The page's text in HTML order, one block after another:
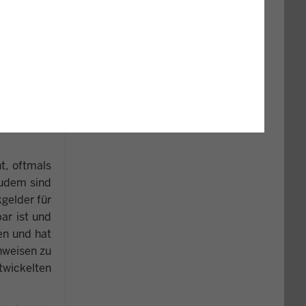
sozialer
LBF
und
im
die
eine
hat.
und
oftmals
sind
für
ist und
und hat
zu